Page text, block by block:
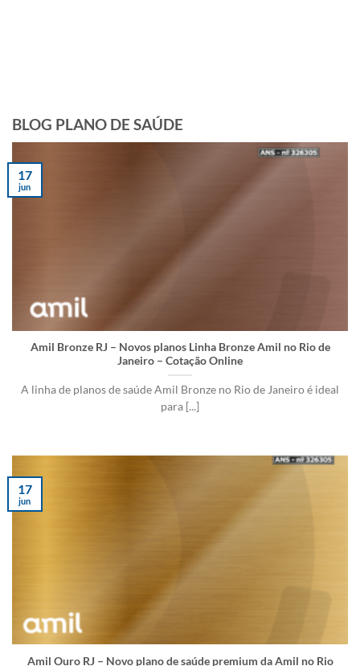
BLOG PLANO DE SAÚDE
Amil Bronze RJ – Novos planos Linha Bronze Amil no Rio de
Janeiro – Cotação Online
A linha de planos de saúde Amil Bronze no Rio de Janeiro é ideal
para [...]
17
jun
Amil Ouro RJ – Novo plano de saúde premium da Amil no Rio
17
jun